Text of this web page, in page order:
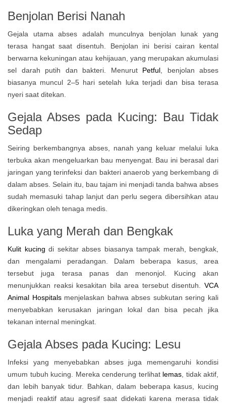
Benjolan Berisi Nanah
Gejala utama abses adalah munculnya benjolan lunak yang
terasa hangat saat disentuh. Benjolan ini berisi cairan kental
berwarna kekuningan atau kehijauan, yang merupakan akumulasi
sel darah putih dan bakteri. Menurut
Petful , benjolan abses
biasanya muncul 2–5 hari setelah luka terjadi dan bisa terasa
nyeri saat ditekan.
Gejala Abses pada Kucing: Bau Tidak
Sedap
Seiring berkembangnya abses, nanah yang keluar melalui luka
terbuka akan mengeluarkan bau menyengat. Bau ini berasal dari
jaringan yang terinfeksi dan bakteri anaerob yang berkembang di
dalam abses. Selain itu, bau tajam ini menjadi tanda bahwa abses
sudah memasuki tahap lanjut dan perlu segera dibersihkan atau
dikeringkan oleh tenaga medis.
Luka yang Merah dan Bengkak
Kulit kucing di sekitar abses biasanya tampak merah, bengkak,
dan mengalami peradangan. Dalam beberapa kasus, area
tersebut juga terasa panas dan menonjol. Kucing akan
menunjukkan reaksi kesakitan bila area tersebut disentuh.
VCA
Animal Hospitalsmenjelaskan bahwa abses subkutan sering kali
menyebabkan kerusakan jaringan lokal dan bisa pecah jika
tekanan internal meningkat.
Gejala Abses pada Kucing: Lesu
Infeksi yang menyebabkan abses juga memengaruhi kondisi
umum tubuh kucing. Mereka cenderung terlihat lemas , tidak aktif,
dan lebih banyak tidur. Bahkan, dalam beberapa kasus, kucing
menjadi reaktif atau agresif saat didekati karena merasa tidak